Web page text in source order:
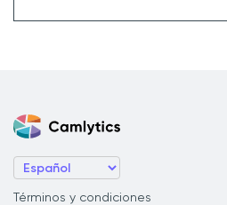
Términos y condiciones